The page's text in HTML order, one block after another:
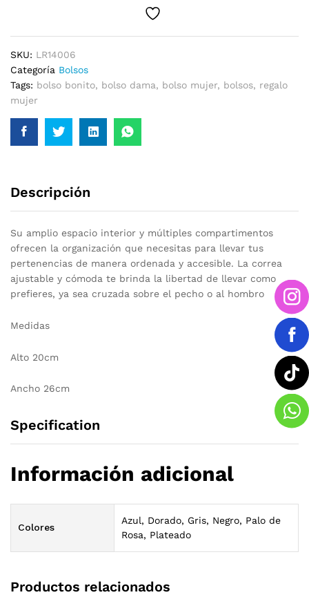
SKU: LR14006
Categoría Bolsos
Tags: bolso bonito, bolso dama, bolso mujer, bolsos, regalo
mujer
Descripción
Su amplio espacio interior y múltiples compartimentos
ofrecen la organización que necesitas para llevar tus
pertenencias de manera ordenada y accesible. La correa
ajustable y cómoda te brinda la libertad de llevar como
prefieres, ya sea cruzada sobre el pecho o al hombro
Medidas
Alto 20cm
Ancho 26cm
Specification
Información adicional
Colores
Azul, Dorado, Gris, Negro, Palo de
Rosa, Plateado
Productos relacionados